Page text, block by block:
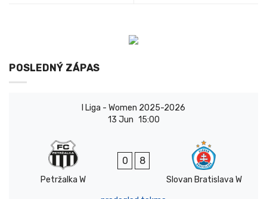
POSLEDNÝ ZÁPAS
I Liga - Women 2025-2026
13 Jun 15:00
Petržalka W
0 8
Slovan Bratislava W